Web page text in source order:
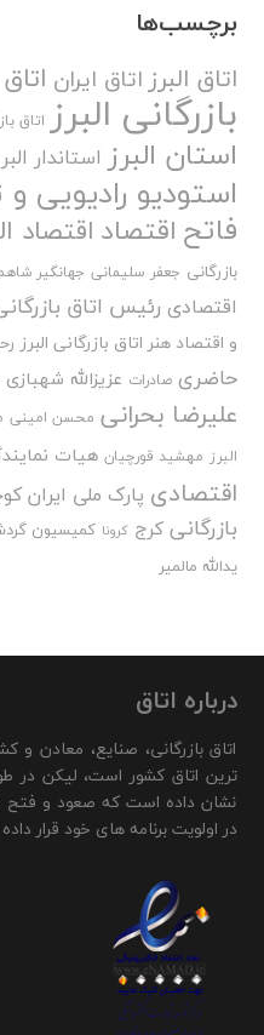
برچسب‌ها
اتاق البرزاتاق ایران
بازرگانی البرز اتاق
استان البرز استاندار
استودیو رادیویی و
فاتح اقتصاد اقتصاد
بازرگانی جعفر سلیمانی جهانگیر
اقتصادی رئیس اتاق
و اقتصاد هنر اتاق بازرگانی البرز
حاضری صادرات عزیزالله شهبازی
علیرضا بحرانی محسن امینی
البرز مهشید قورچیان هیات
اقتصادی پارک ملی ایران
بازرگانی کرج کرونا کمیسیون
یدالله مالمیر
درباره اتاق
اتاق بازرگانی، صنایع، معادن و
ترین اتاق کشور است، لیکن
نشان داده است که صعود و فتح
در اولویت برنامه های خود قرار